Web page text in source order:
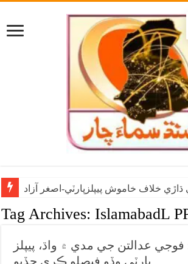
خلاف خاموش پيپلزپارٽي-اصغر آزاد
Tag Archives: IslamabadL
فوجي عدالتن جي مدي ۾ واڌ، پيپلز
پارٽي وڏو فيصلو ڪري ڇڏيو